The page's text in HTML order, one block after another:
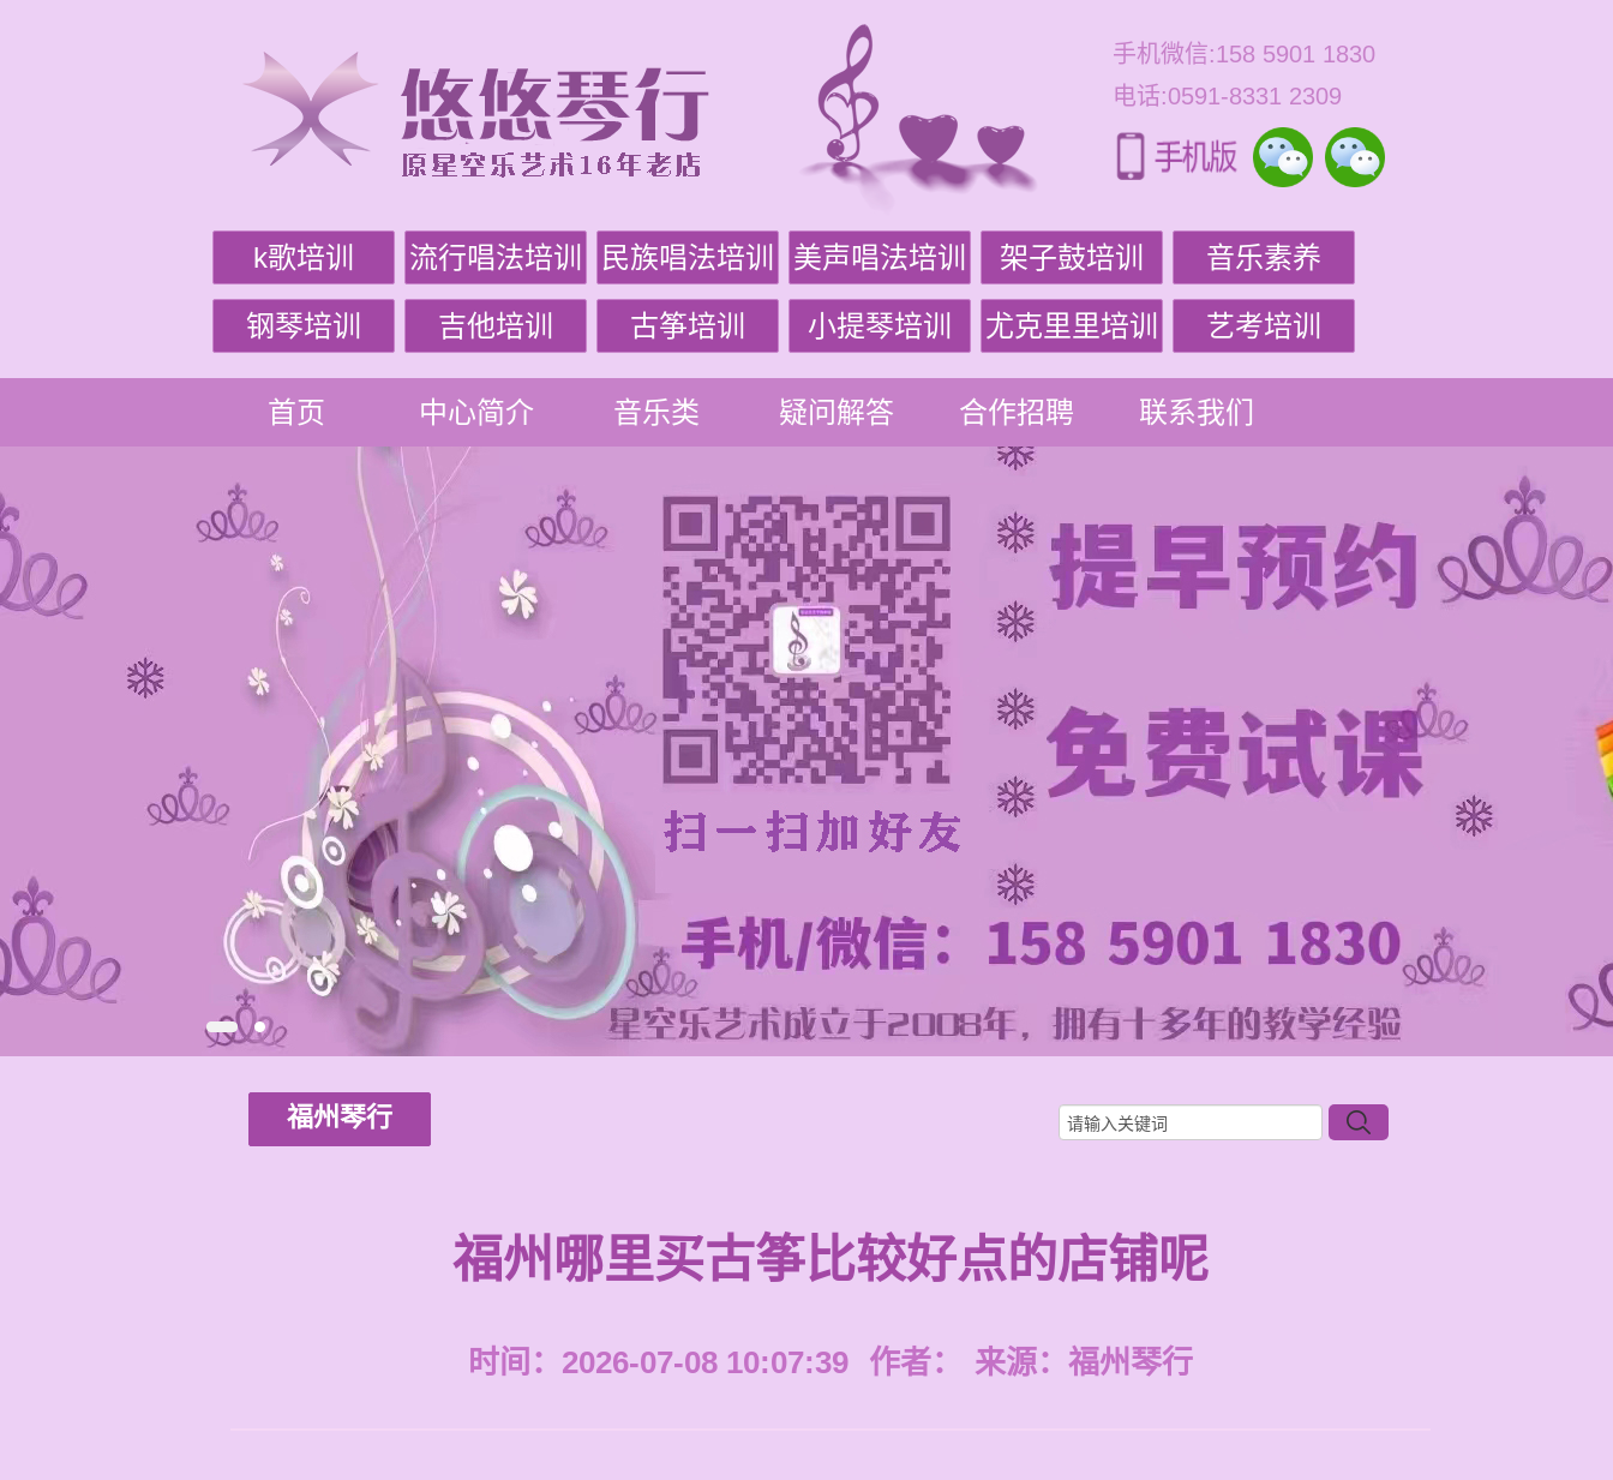
手机微信:158 5901 1830
电话:0591-8331 2309
k歌培训 流行唱法培训 民族唱法培训 美声唱法培训 架子鼓培训 音乐素养
钢琴培训 吉他培训 古筝培训 小提琴培训 尤克里里培训 艺考培训
首页 中心简介 音乐类 疑问解答 合作招聘 联系我们
福州琴行
福州哪里买古筝比较好点的店铺呢
时间：2026-07-08 10:07:39 作者： 来源： 福州琴行